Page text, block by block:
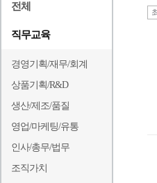
전체
직무교육
경영기획/재무/회계
상품기획/R&D
생산/제조/품질
영업/마케팅/유통
인사/총무/법무
조직가치